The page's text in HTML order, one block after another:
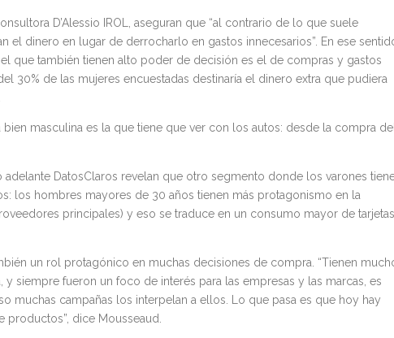
D’Alessio IROL, aseguran que “al contrario de lo que suele
el dinero en lugar de derrocharlo en gastos innecesarios”. En ese
que también tienen alto poder de decisión es el de compras y gastos
30% de las mujeres encuestadas destinaría el dinero extra que pudiera
bien masculina es la que tiene que ver con los autos: desde la compra del
adelante DatosClaros revelan que otro segmento donde los varones
los hombres mayores de 30 años tienen más protagonismo en la
principales) y eso se traduce en un consumo mayor de tarjetas
un rol protagónico en muchas decisiones de compra. “Tienen
siempre fueron un foco de interés para las empresas y las marcas, es
muchas campañas los interpelan a ellos. Lo que pasa es que hoy hay
dice Mousseaud.